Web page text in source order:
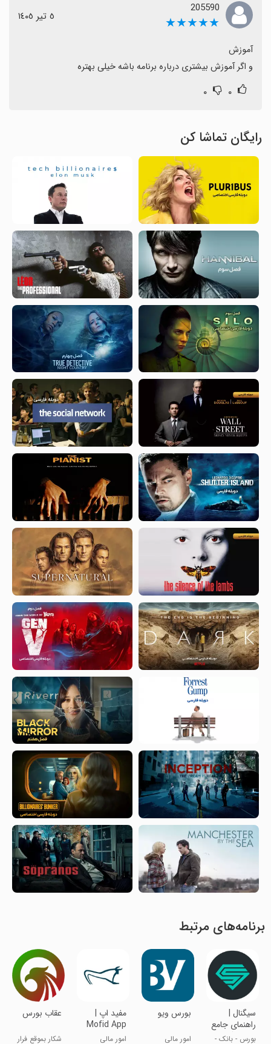
205590
★★★★★ ٥ تیر ١٤٠٥
و اگر آموزش بیشتری درباره برنامه باشه خیلی بهتره
۰ ۰
رایگان تماشا کن
برنامه‌های مرتبط
سیگنال |
راهنمای جامع
سرمایه‌گذاری
بورس - بانک -
‏بورس ویو
امور مالی
مفید اپ |
Mofid App
امور مالی
عقاب بورس
شکار بموقع فرار